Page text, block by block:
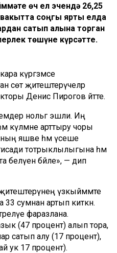
өч ел эчендә 26,25
соңгы ярты елда
сатып алына торган
төшүне күрсәтте.
күргәзмәсе
сөт җитештерүчеләр
Денис Пирогов әйтте.
нольгә эшли. Иң
күләмне арттыру чоры
яшәве һәм үсеше
тотрыклылыгына һәм
белүенә бәйле», — дип
җитештерүнең үзкыйммәте
сумнан артып киткән.
фаразлана.
(47 процент) алып тора,
сатып алу (17 процент),
ук 17 процент).